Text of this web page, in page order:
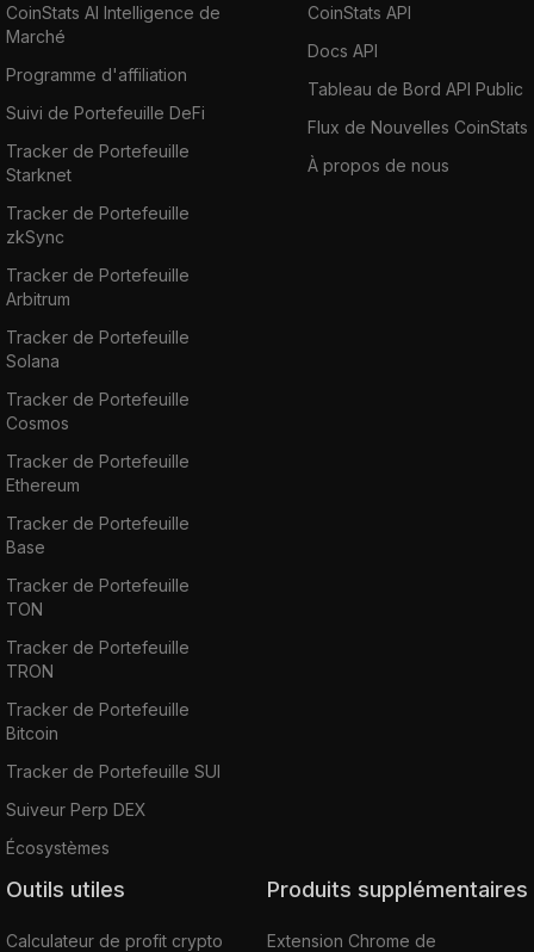
CoinStats AI Intelligence de
Marché
Programme d'affiliation
Suivi de Portefeuille DeFi
Tracker de Portefeuille
Starknet
Tracker de Portefeuille
zkSync
Tracker de Portefeuille
Arbitrum
Tracker de Portefeuille
Solana
Tracker de Portefeuille
Cosmos
Tracker de Portefeuille
Ethereum
Tracker de Portefeuille
Base
Tracker de Portefeuille
TON
Tracker de Portefeuille
TRON
Tracker de Portefeuille
Bitcoin
Tracker de Portefeuille SUI
Suiveur Perp DEX
Écosystèmes
CoinStats API
Docs API
Tableau de Bord API Public
Flux de Nouvelles CoinStats
À propos de nous
Outils utiles
Calculateur de profit crypto
Produits supplémentaires
Extension Chrome de